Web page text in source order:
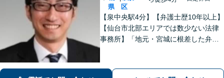
県
区
【泉中央駅4分】【弁護士歴10年以上】
【仙台市北部エリアでは数少ない法律
事務所】「地元・宮城に根差した弁護